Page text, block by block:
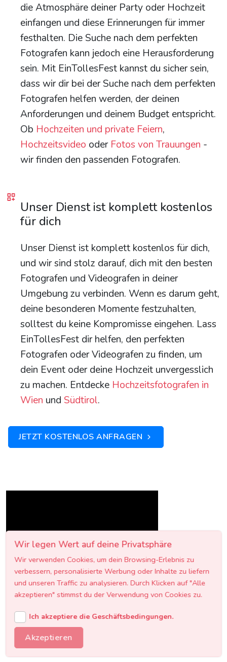
die Atmosphäre deiner Party oder Hochzeit
einfangen und diese Erinnerungen für immer
festhalten. Die Suche nach dem perfekten
Fotografen kann jedoch eine Herausforderung
sein. Mit EinTollesFest kannst du sicher sein,
dass wir dir bei der Suche nach dem perfekten
Fotografen helfen werden, der deinen
Anforderungen und deinem Budget entspricht.
Ob Hochzeiten und private Feiern,
Hochzeitsvideo oder Fotos von Trauungen -
wir finden den passenden Fotografen.
Unser Dienst ist komplett kostenlos
für dich
Unser Dienst ist komplett kostenlos für dich,
und wir sind stolz darauf, dich mit den besten
Fotografen und Videografen in deiner
Umgebung zu verbinden. Wenn es darum geht,
deine besonderen Momente festzuhalten,
solltest du keine Kompromisse eingehen. Lass
EinTollesFest dir helfen, den perfekten
Fotografen oder Videografen zu finden, um
dein Event oder deine Hochzeit unvergesslich
zu machen. Entdecke Hochzeitsfotografen in
Wien und Südtirol.
JETZT KOSTENLOS ANFRAGEN
Wir legen Wert auf deine Privatsphäre
Wir verwenden Cookies, um dein Browsing-Erlebnis zu
verbessern, personalisierte Werbung oder Inhalte zu liefern
und unseren Traffic zu analysieren. Durch Klicken auf "Alle
akzeptieren" stimmst du der Verwendung von Cookies zu.
Ich akzeptiere die Geschäftsbedingungen.
Akzeptieren